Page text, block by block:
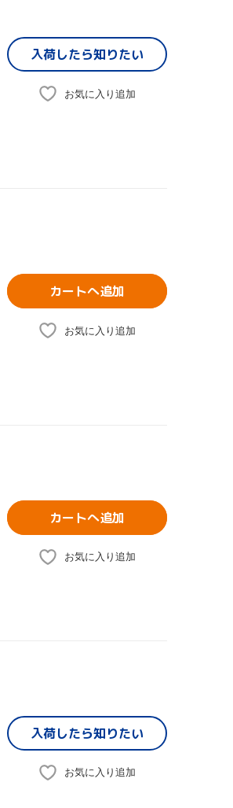
入荷したら知りたい
お気に入り追加
カートへ追加
お気に入り追加
カートへ追加
お気に入り追加
入荷したら知りたい
お気に入り追加